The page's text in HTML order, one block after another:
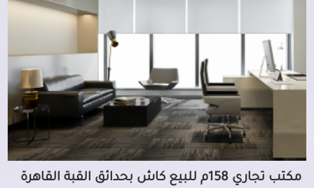
مكتب تجاري 158م للبيع كاش بحدائق القبة القاهرة